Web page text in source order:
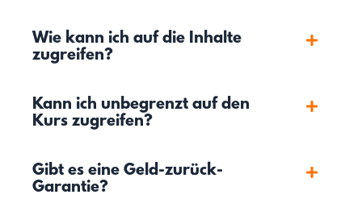
Wie kann ich auf die Inhalte
zugreifen?
Kann ich unbegrenzt auf den
Kurs zugreifen?
Gibt es eine Geld-zurück-
Garantie?